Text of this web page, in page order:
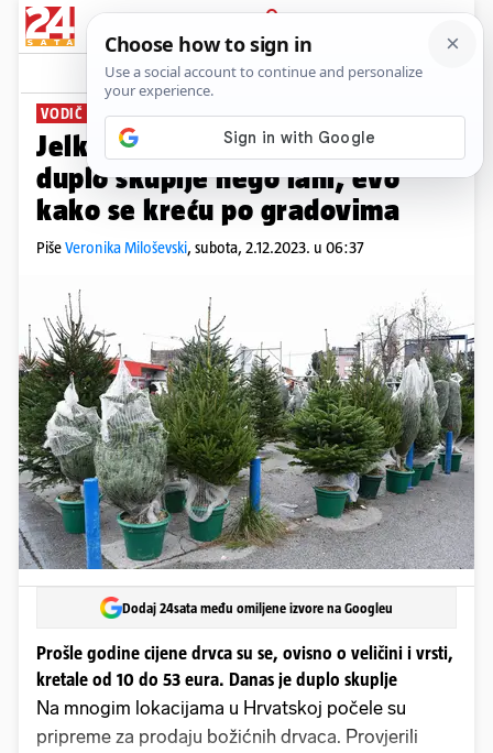
PRIJAVA
News Komentari
VODIČ ZA JELKE PLUS+
Jelke kao suho zlato: Cijene
duplo skuplje nego lani, evo
kako se kreću po gradovima
PišeVeronika Miloševski, subota, 2.12.2023. u 06:37
Dodaj 24sata među omiljene izvore na Googleu
Prošle godine cijene drvca su se, ovisno o veličini i vrsti,
kretale od 10 do 53 eura. Danas je duplo skuplje
Na mnogim lokacijama u Hrvatskoj počele su
pripreme za prodaju božićnih drvaca. Provjerili